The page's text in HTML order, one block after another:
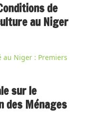
de
au Niger
Niger : Premiers
sur le
des Ménages